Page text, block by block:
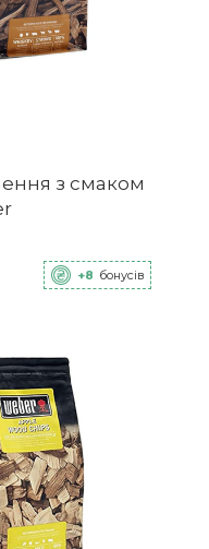
з смаком
+8 бонусів